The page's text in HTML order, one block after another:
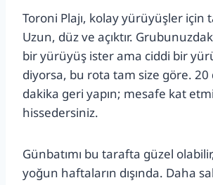
Toroni Plajı, kolay yürüyüşler için
Uzun, düz ve açıktır.
bir yürüyüş ister ama ciddi bir
diyorsa, bu rota tam size göre. 20
dakika geri yapın; mesafe kat
hissedersiniz.
Günbatımı bu tarafta güzel
yoğun haftaların dışında. Daha